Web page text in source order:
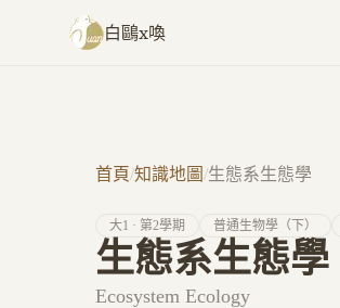
跳至主要內容
白鷗x喚
首頁/知識地圖/生態系生態學
大1 · 第2學期 普通生物學（下）
生態系生態學
Ecosystem Ecology